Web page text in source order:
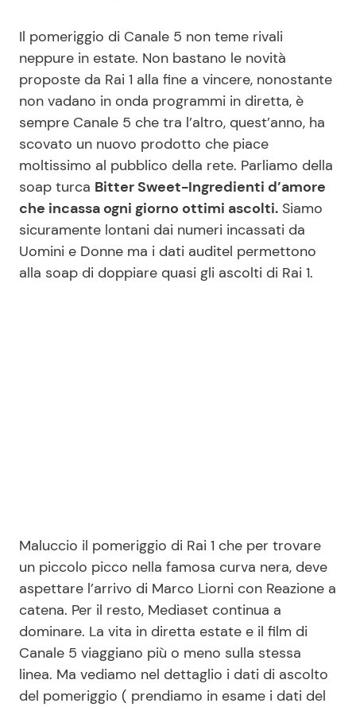
News benessere
Salute
Viaggi e Turismo
Festività
Primi Piatti
Ricette Facili e Veloci
Ricette Feste
Ricette per Bambini
Seguici
Privacy Policy
Il pomeriggio di Canale 5 non teme rivali
neppure in estate. Non bastano le novità
proposte da Rai 1 alla fine a vincere, nonostante
non vadano in onda programmi in diretta, è
sempre Canale 5 che tra l’altro, quest’anno, ha
scovato un nuovo prodotto che piace
moltissimo al pubblico della rete. Parliamo della
soap turca Bitter Sweet-Ingredienti d’amore
che incassa ogni giorno ottimi ascolti. Siamo
sicuramente lontani dai numeri incassati da
Uomini e Donne ma i dati auditel permettono
alla soap di doppiare quasi gli ascolti di Rai 1.
Maluccio il pomeriggio di Rai 1 che per trovare
un piccolo picco nella famosa curva nera, deve
aspettare l’arrivo di Marco Liorni con Reazione a
catena. Per il resto, Mediaset continua a
dominare. La vita in diretta estate e il film di
Canale 5 viaggiano più o meno sulla stessa
linea. Ma vediamo nel dettaglio i dati di ascolto
del pomeriggio ( prendiamo in esame i dati del